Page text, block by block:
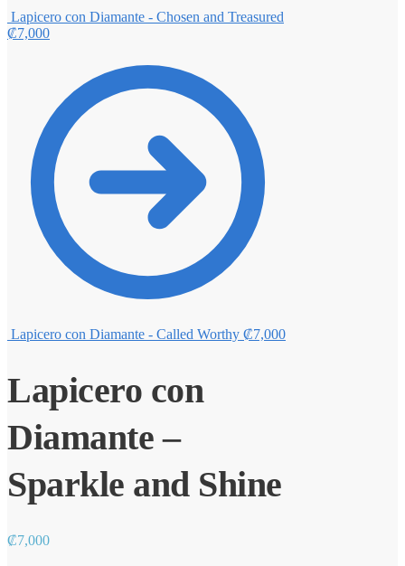
Lapicero con Diamante - Chosen and Treasured
₡7,000
Lapicero con Diamante - Called Worthy ₡7,000
Lapicero con
Diamante –
Sparkle and Shine
₡7,000